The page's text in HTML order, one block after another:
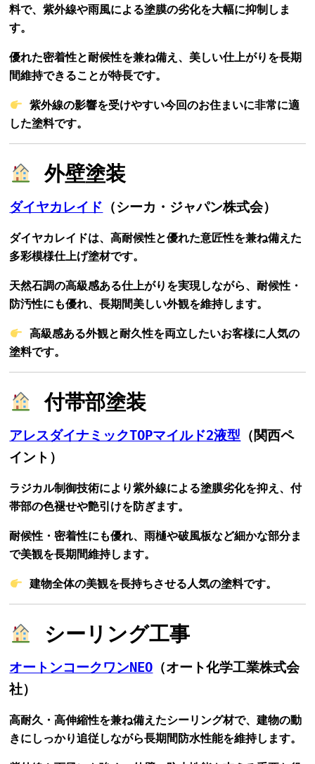
料で、紫外線や雨風による塗膜の劣化を大幅に抑制しま
す。
優れた密着性と耐候性を兼ね備え、美しい仕上がりを長期
間維持できることが特長です。
紫外線の影響を受けやすい今回のお住まいに非常に適
した塗料です。
外壁塗装
ダイヤカレイド （シーカ・ジャパン株式会）
ダイヤカレイドは、高耐候性と優れた意匠性を兼ね備えた
多彩模様仕上げ塗材です。
天然石調の高級感ある仕上がりを実現しながら、耐候性・
防汚性にも優れ、長期間美しい外観を維持します。
高級感ある外観と耐久性を両立したいお客様に人気の
塗料です。
付帯部塗装
アレスダイナミックTOPマイルド2液型 （関西ペ
イント）
ラジカル制御技術により紫外線による塗膜劣化を抑え、付
帯部の色褪せや艶引けを防ぎます。
耐候性・密着性にも優れ、雨樋や破風板など細かな部分ま
で美観を長期間維持します。
建物全体の美観を長持ちさせる人気の塗料です。
シーリング工事
オートンコークワンNEO （オート化学工業株式会
社）
高耐久・高伸縮性を兼ね備えたシーリング材で、建物の動
きにしっかり追従しながら長期間防水性能を維持します。